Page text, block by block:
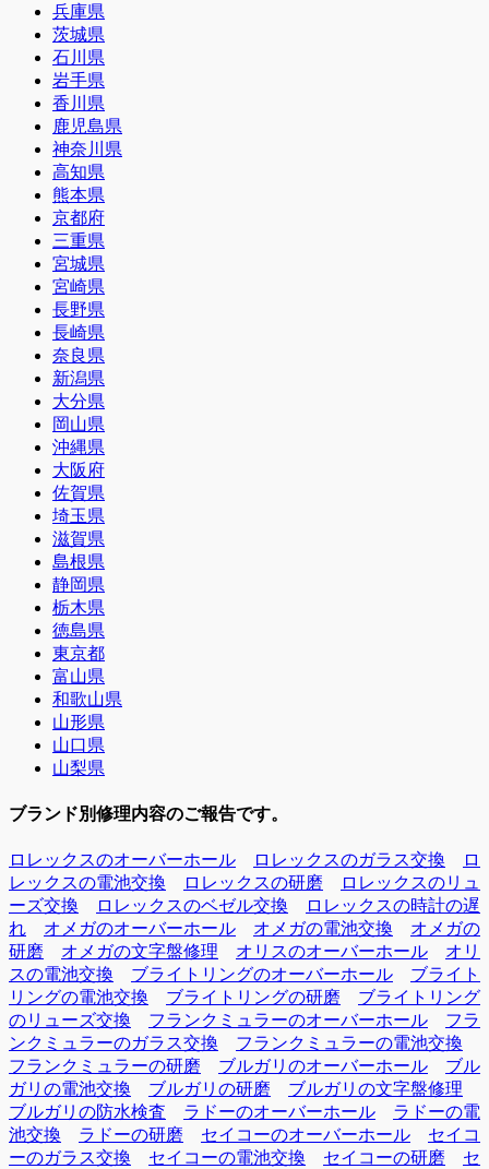
兵庫県
茨城県
石川県
岩手県
香川県
鹿児島県
神奈川県
高知県
熊本県
京都府
三重県
宮城県
宮崎県
長野県
長崎県
奈良県
新潟県
大分県
岡山県
沖縄県
大阪府
佐賀県
埼玉県
滋賀県
島根県
静岡県
栃木県
徳島県
東京都
富山県
和歌山県
山形県
山口県
山梨県
ブランド別修理内容のご報告です。
ロレックスのオーバーホール ロレックスのガラス交換
ロ
レックスの電池交換
ロレックスの研磨
ロレックスのリュ
ーズ交換
ロレックスのベゼル交換
ロレックスの時計の遅
れ
オメガのオーバーホール オメガの電池交換
オメガの
研磨
オメガの文字盤修理 オリスのオーバーホール
オリ
スの電池交換
ブライトリングのオーバーホール
ブライト
リングの電池交換
ブライトリングの研磨
ブライトリング
のリューズ交換
フランクミュラーのオーバーホール
フラ
ンクミュラーのガラス交換
フランクミュラーの電池交換
フランクミュラーの研磨
ブルガリのオーバーホール
ブル
ガリの電池交換
ブルガリの研磨
ブルガリの文字盤修理
ブルガリの防水検査
ラドーのオーバーホール
ラドーの電
池交換
ラドーの研磨 セイコーのオーバーホール
セイコ
ーのガラス交換
セイコーの電池交換 セイコーの研磨
セ